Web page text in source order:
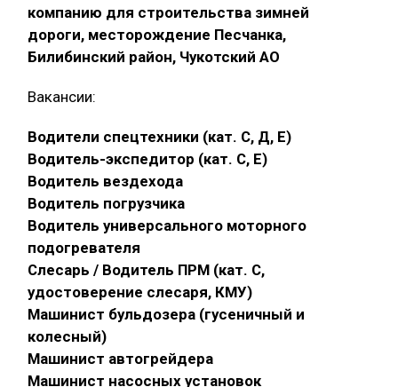
компанию для строительства зимней
дороги, месторождение Песчанка,
Билибинский район, Чукотский АО
Вакансии:
Водители спецтехники (кат. С, Д, Е)
Водитель-экспедитор (кат. С, Е)
Водитель вездехода
Водитель погрузчика
Водитель универсального моторного
подогревателя
Слесарь / Водитель ПРМ (кат. С,
удостоверение слесаря, КМУ)
Машинист бульдозера (гусеничный и
колесный)
Машинист автогрейдера
Машинист насосных установок